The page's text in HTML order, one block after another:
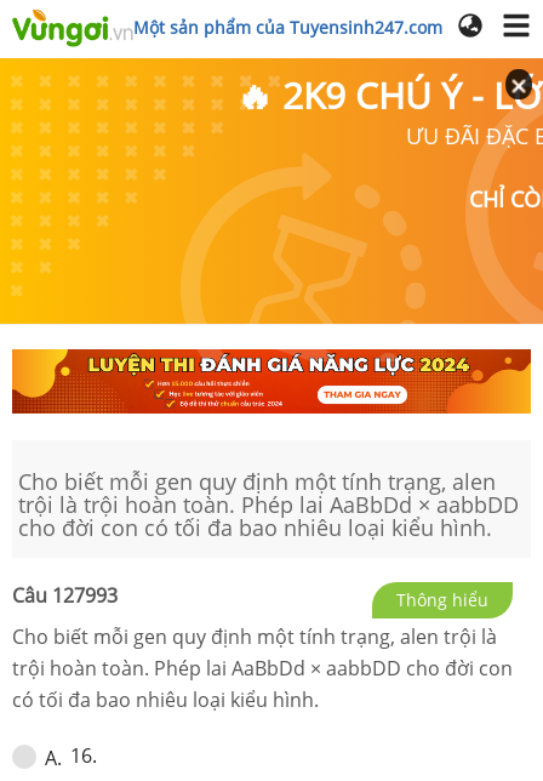
Một sản phẩm của Tuyensinh247.com
🔥 2K9 CHÚ Ý -
ƯU ĐÃI ĐẶC
CHỈ
Cho biết mỗi gen quy định một tính trạng, alen
trội là trội hoàn toàn. Phép lai AaBbDd × aabbDD
cho đời con có tối đa bao nhiêu loại kiểu hình.
Câu 127993 Thông hiểu
Cho biết mỗi gen quy định một tính trạng, alen trội là
trội hoàn toàn. Phép lai AaBbDd × aabbDD cho đời con
có tối đa bao nhiêu loại kiểu hình.
A. 16.